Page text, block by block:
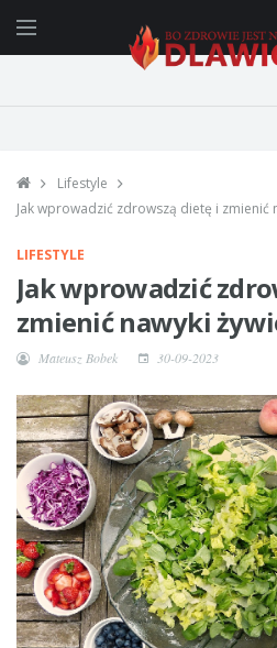
Lifestyle
Jak wprowadzić zdrowszą dietę i zmienić
LIFESTYLE
Jak wprowadzić
zmienić nawyki
Mateusz Bobek 30-09-2023